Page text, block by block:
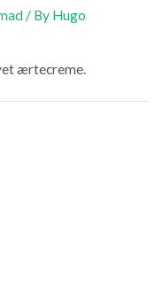
/ By Hugo
ærtecreme.